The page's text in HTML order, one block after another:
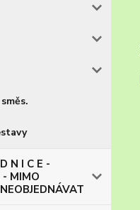
N I C E -
MIMO